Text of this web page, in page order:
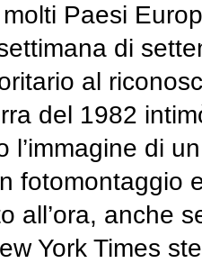
Paesi
di
al
del 1982
l’immagine di
fotomontaggio
all’ora, anche
York Times